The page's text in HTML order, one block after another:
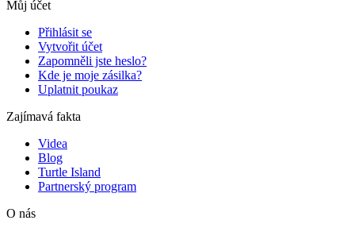
Můj účet
Přihlásit se
Vytvořit účet
Zapomněli jste heslo?
Kde je moje zásilka?
Uplatnit poukaz
Zajímavá fakta
Videa
Blog
Turtle Island
Partnerský program
O nás